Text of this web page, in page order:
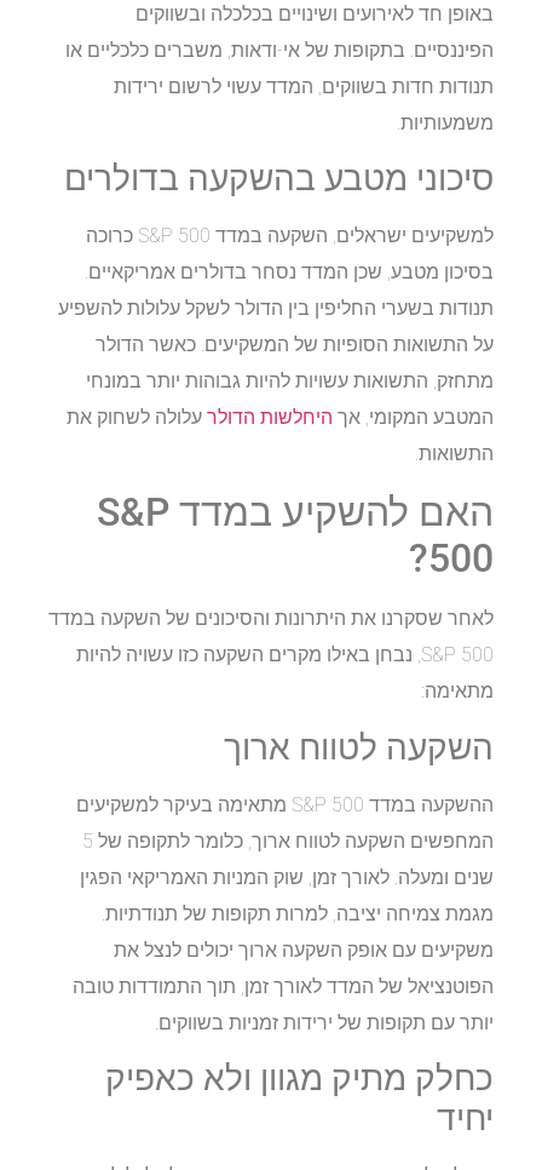
באופן חד לאירועים ושינויים בכלכלה ובשווקים
הפיננסיים. בתקופות של אי-ודאות, משברים כלכליים או
תנודות חדות בשווקים, המדד עשוי לרשום ירידות
משמעותיות.
סיכוני מטבע בהשקעה בדולרים
למשקיעים ישראלים, השקעה במדד S&P 500 כרוכה
בסיכון מטבע, שכן המדד נסחר בדולרים אמריקאיים.
תנודות בשערי החליפין בין הדולר לשקל עלולות להשפיע
על התשואות הסופיות של המשקיעים. כאשר הדולר
מתחזק, התשואות עשויות להיות גבוהות יותר במונחי
המטבע המקומי, אךהיחלשות הדולרעלולה לשחוק את
התשואות.
האם להשקיע במדד S&P
500?
לאחר שסקרנו את היתרונות והסיכונים של השקעה במדד
S&P 500, נבחן באילו מקרים השקעה כזו עשויה להיות
מתאימה:
השקעה לטווח ארוך
ההשקעה במדד S&P 500 מתאימה בעיקר למשקיעים
המחפשים השקעה לטווח ארוך, כלומר לתקופה של 5
שנים ומעלה. לאורך זמן, שוק המניות האמריקאי הפגין
מגמת צמיחה יציבה, למרות תקופות של תנודתיות.
משקיעים עם אופק השקעה ארוך יכולים לנצל את
הפוטנציאל של המדד לאורך זמן, תוך התמודדות טובה
יותר עם תקופות של ירידות זמניות בשווקים.
כחלק מתיק מגוון ולא כאפיק
יחיד